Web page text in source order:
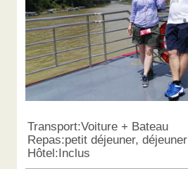
Transport:Voiture + Bateau
Repas:petit déjeuner, déjeuner
Hôtel:Inclus